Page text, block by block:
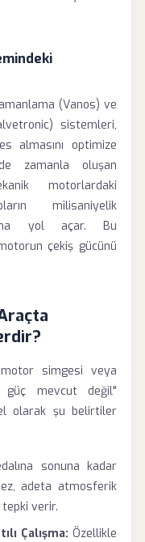
(Vanos) ve
sistemleri,
almasını optimize
zamanla oluşan
motorlardaki
milisaniyelik
yol açar. Bu
çekiş gücünü
simgesi veya
güç mevcut değil"
olarak şu belirtiler
sonuna kadar
adeta atmosferik
verir.
Çalışma: Özellikle